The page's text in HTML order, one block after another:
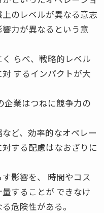
のレベルが異なる意志
力が異なるという意
らべ、戦略的レベル
するインパクトが大
業はつねに競争力の
ど、効率的なオペレー
する配慮はなおざりに
影響を、 時間やコス
することが できなけ
危険性がある。